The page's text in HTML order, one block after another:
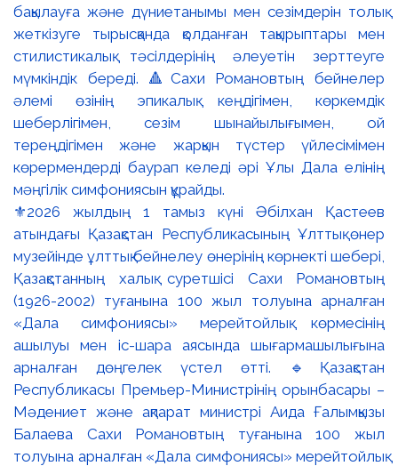
⚜️2026 жылдың 1 тамыз күні Әбілхан Қастеев
атындағы Қазақстан Республикасының Ұлттық өнер
музейінде ұлттық бейнелеу өнерінің көрнекті шебері,
Қазақстанның халық суретшісі Сахи Романовтың
(1926-2002) туғанына 100 жыл толуына арналған
«Дала симфониясы» мерейтойлық көрмесінің
ашылуы мен іс-шара аясында шығармашылығына
арналған дөңгелек үстел өтті. 🔹Қазақстан
Республикасы Премьер-Министрінің орынбасары –
Мәдениет және ақпарат министрі Аида Ғалымқызы
Балаева Сахи Романовтың туғанына 100 жыл
толуына арналған «Дала симфониясы» мерейтойлық